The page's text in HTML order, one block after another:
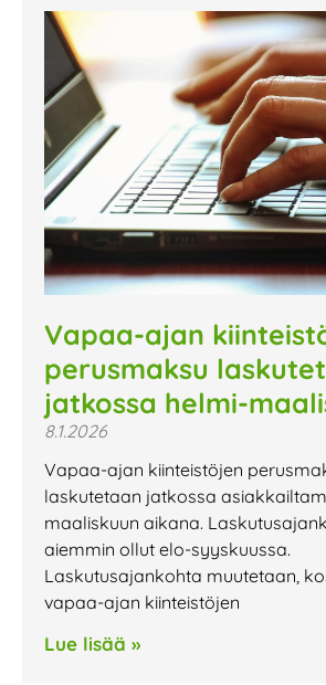
Vapaa-ajan
perusmaksu
jatkossa helmi-
8.1.2026
Vapaa-ajan kiinteistöjen
laskutetaan jatkossa
maaliskuun aikana.
aiemmin ollut elo-syyskuussa.
Laskutusajankohta muutetaan,
vapaa-ajan kiinteistöjen
Lue lisää »